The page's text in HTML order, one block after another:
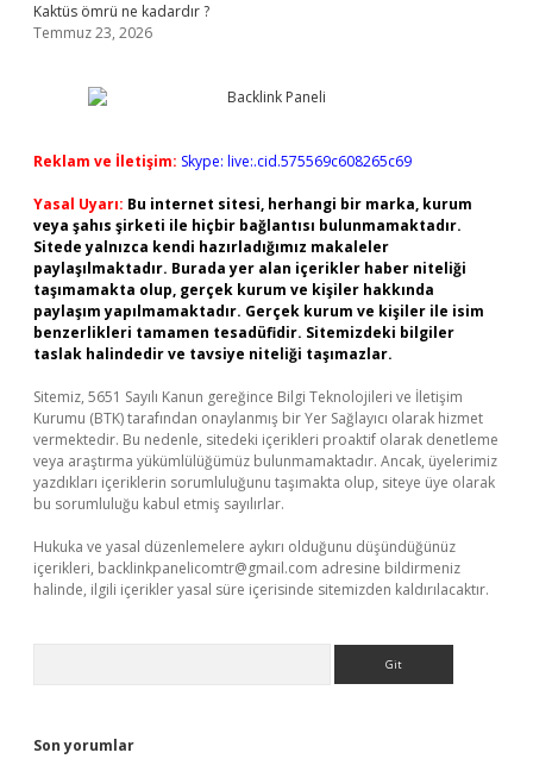
Kaktüs ömrü ne kadardır ?
Temmuz 23, 2026
Reklam ve İletişim: Skype: live:.cid.575569c608265c69
Yasal Uyarı: Bu internet sitesi, herhangi bir marka, kurum
veya şahıs şirketi ile hiçbir bağlantısı bulunmamaktadır.
Sitede yalnızca kendi hazırladığımız makaleler
paylaşılmaktadır. Burada yer alan içerikler haber niteliği
taşımamakta olup, gerçek kurum ve kişiler hakkında
paylaşım yapılmamaktadır. Gerçek kurum ve kişiler ile isim
benzerlikleri tamamen tesadüfidir. Sitemizdeki bilgiler
taslak halindedir ve tavsiye niteliği taşımazlar.
Sitemiz, 5651 Sayılı Kanun gereğince Bilgi Teknolojileri ve İletişim
Kurumu (BTK) tarafından onaylanmış bir Yer Sağlayıcı olarak hizmet
vermektedir. Bu nedenle, sitedeki içerikleri proaktif olarak denetleme
veya araştırma yükümlülüğümüz bulunmamaktadır. Ancak, üyelerimiz
yazdıkları içeriklerin sorumluluğunu taşımakta olup, siteye üye olarak
bu sorumluluğu kabul etmiş sayılırlar.
Hukuka ve yasal düzenlemelere aykırı olduğunu düşündüğünüz
içerikleri, backlinkpanelicomtr@gmail.com adresine bildirmeniz
halinde, ilgili içerikler yasal süre içerisinde sitemizden kaldırılacaktır.
Son yorumlar